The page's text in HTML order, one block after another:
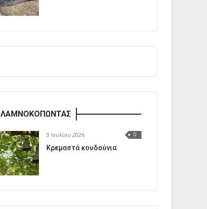
ΛΑΜΝΟΚΟΠΩΝΤΑΣ
3 Ιουλίου 2026 0
Κρεμαστά κουδούνια